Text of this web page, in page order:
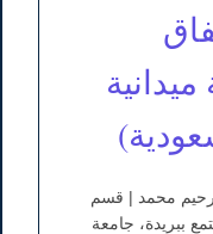
محمد | قسم
ببريدة، جامعة